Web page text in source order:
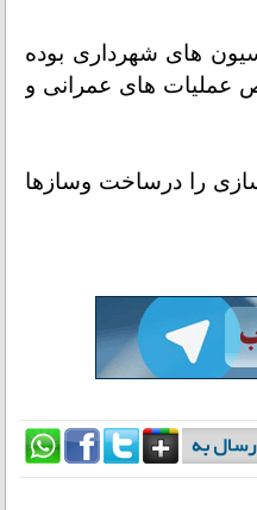
های شهرداری بوده
عملیات های عمرانی و
را درساخت وسازها